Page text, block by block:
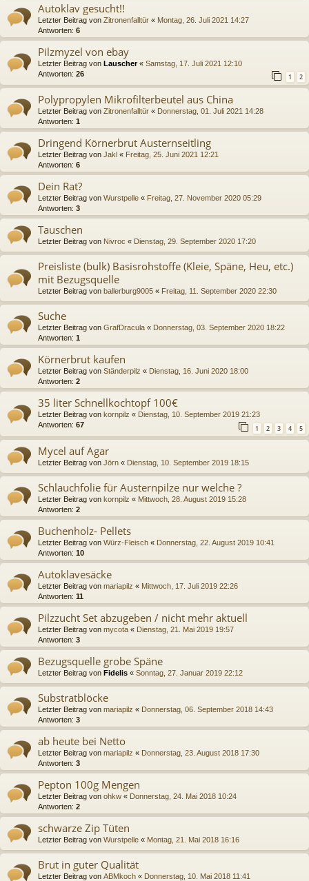
Autoklav gesucht!!
Letzter Beitrag von Zitronenfalltür « Montag, 26. Juli 2021 14:27
Antworten: 6
Pilzmyzel von ebay
Letzter Beitrag von Lauscher« Samstag, 17. Juli 2021 12:10
Antworten: 26 1 2
Polypropylen Mikrofilterbeutel aus China
Letzter Beitrag von Zitronenfalltür « Donnerstag, 01. Juli 2021 14:28
Antworten: 1
Dringend Körnerbrut Austernseitling
Letzter Beitrag von Jakl « Freitag, 25. Juni 2021 12:21
Antworten: 6
Dein Rat?
Letzter Beitrag von Wurstpelle « Freitag, 27. November 2020 05:29
Antworten: 3
Tauschen
Letzter Beitrag von Nivroc « Dienstag, 29. September 2020 17:20
Preisliste (bulk) Basisrohstoffe (Kleie, Späne, Heu, etc.)
mit Bezugsquelle
Letzter Beitrag von ballerburg9005 « Freitag, 11. September 2020 22:30
Suche
Letzter Beitrag von GrafDracula « Donnerstag, 03. September 2020 18:22
Antworten: 1
Körnerbrut kaufen
Letzter Beitrag von Ständerpilz « Dienstag, 16. Juni 2020 18:00
Antworten: 2
35 liter Schnellkochtopf 100€
Letzter Beitrag von kornpilz « Dienstag, 10. September 2019 21:23
Antworten: 67 1 2 3 4 5
Mycel auf Agar
Letzter Beitrag von Jörn « Dienstag, 10. September 2019 18:15
Schlauchfolie für Austernpilze nur welche ?
Letzter Beitrag von kornpilz « Mittwoch, 28. August 2019 15:28
Antworten: 2
Buchenholz- Pellets
Letzter Beitrag von Würz-Fleisch « Donnerstag, 22. August 2019 10:41
Antworten: 10
Autoklavesäcke
Letzter Beitrag von mariapilz « Mittwoch, 17. Juli 2019 22:26
Antworten: 11
Pilzzucht Set abzugeben / nicht mehr aktuell
Letzter Beitrag von mycota « Dienstag, 21. Mai 2019 19:57
Antworten: 3
Bezugsquelle grobe Späne
Letzter Beitrag von Fidelis « Sonntag, 27. Januar 2019 22:12
Substratblöcke
Letzter Beitrag von mariapilz « Donnerstag, 06. September 2018 14:43
Antworten: 3
ab heute bei Netto
Letzter Beitrag von mariapilz « Donnerstag, 23. August 2018 17:30
Antworten: 3
Pepton 100g Mengen
Letzter Beitrag von ohkw « Donnerstag, 24. Mai 2018 10:24
Antworten: 2
schwarze Zip Tüten
Letzter Beitrag von Wurstpelle « Montag, 21. Mai 2018 16:16
Brut in guter Qualität
Letzter Beitrag von ABMkoch « Donnerstag, 10. Mai 2018 11:41